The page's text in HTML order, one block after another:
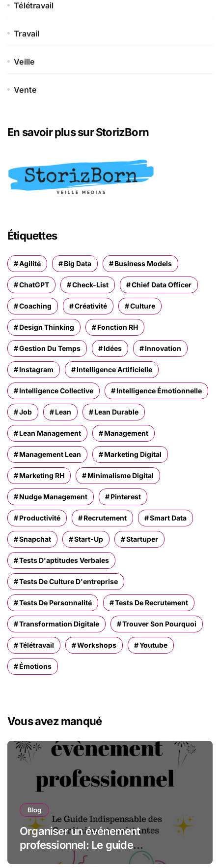
Télétravail
Travail
Veille
Vente
En savoir plus sur StorizBorn
Étiquettes
Agilité Big Data Business Models
ChatGPT Check-List Chief Data Officer
Coaching Créativité Culture
Design Thinking Fonction RH
Gestion Du Temps Idées Innovation
Instagram Intelligence Artificielle
Intelligence Collective Intelligence Émotionnelle
Job Lean Lean Durable
Lean Management Management
Management Lean Marketing Digital
Marketing RH Minimalisme Digital
Nudge Management Pinterest
Productivité Recrutement Smart Data
Snapchat Start-Up Startuper
Tests D'aptitudes Verbales
Tests De Culture D'entreprise
Tests De Personnalité Tests De Recrutement
Transformation Digitale Trouver Son Pourquoi
Télétravail Workshops Youtube
Émotions
Vous avez manqué
Blog
Organiser un événement
professionnel: Le guide
indispensable des assistantes et